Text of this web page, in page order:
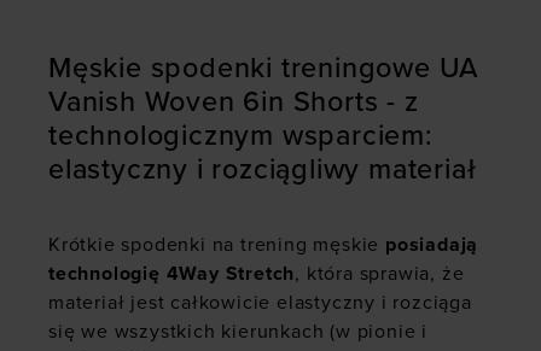
Męskie spodenki treningowe UA
Vanish Woven 6in Shorts - z
technologicznym wsparciem:
elastyczny i rozciągliwy materiał
Krótkie spodenki na trening męskie posiadają
technologię 4Way Stretch, która sprawia, że
materiał jest całkowicie elastyczny i rozciąga
się we wszystkich kierunkach (w pionie i